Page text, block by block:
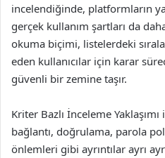
incelendiğinde, platformların
gerçek kullanım şartları da
okuma biçimi, listelerdeki
eden kullanıcılar için karar
güvenli bir zemine taşır.
Kriter Bazlı İnceleme
bağlantı, doğrulama, parola
önlemleri gibi ayrıntılar ayrı